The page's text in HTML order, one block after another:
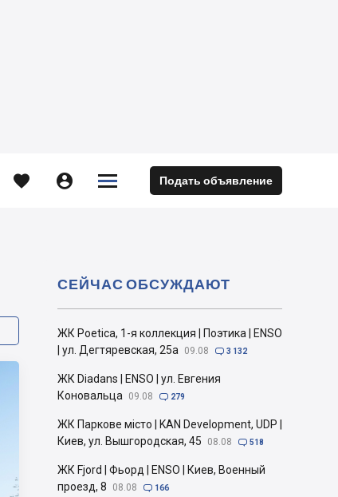
  

 Подать объявление
ЖК Poetica, 1-я коллекция | Поэтика | ENSO
| ул. Дегтяревская, 25а
09.08  3 132
ЖК Diadans | ENSO | ул. Евгения
Коновальца
09.08  279
ЖК Паркове місто | KAN Development, UDP |
Киев, ул. Вышгородская, 45
08.08  518
ЖК Fjord | Фьорд | ENSO | Киев, Военный
проезд, 8
08.08  166
СЕЙЧАС ОБСУЖДАЮТ